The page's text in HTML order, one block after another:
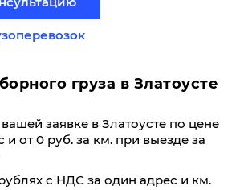
груза в Златоусте
заявке в Златоусте по цене
и от 0 руб. за км. при выезде за
с НДС за один адрес и км.